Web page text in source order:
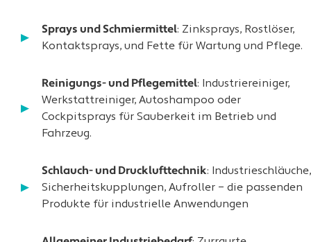
Sprays und Schmiermittel: Zinksprays, Rostlöser,
Kontaktsprays, und Fette für Wartung und Pflege.
Reinigungs- und Pflegemittel: Industriereiniger,
Werkstattreiniger, Autoshampoo oder
Cockpitsprays für Sauberkeit im Betrieb und
Fahrzeug.
Schlauch- und Drucklufttechnik: Industrieschläuche,
Sicherheitskupplungen, Aufroller – die passenden
Produkte für industrielle Anwendungen